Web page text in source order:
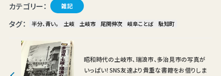
カテゴリー： 雑記
タグ： 半分、青い。 土岐 土岐市 尾関伸次 岐阜ことば 駄知町
昭和時代の土岐市、瑞浪市、多治見市の写真が
いっぱい！SNS友達より貴重な書籍をお借りしま